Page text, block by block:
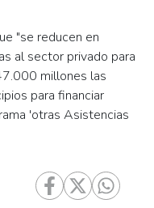
"se reducen en
al sector privado para
millones las
para financiar
'otras Asistencias